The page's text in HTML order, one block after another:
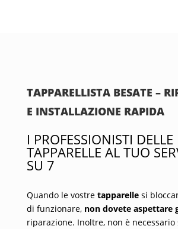
TAPPARELLISTA BESATE –
E INSTALLAZIONE RAPIDA
I PROFESSIONISTI DELLE
TAPPARELLE AL TUO
SU 7
Quando le vostre tapparellesi
di funzionare, non dovete aspettare
riparazione. Inoltre, non è